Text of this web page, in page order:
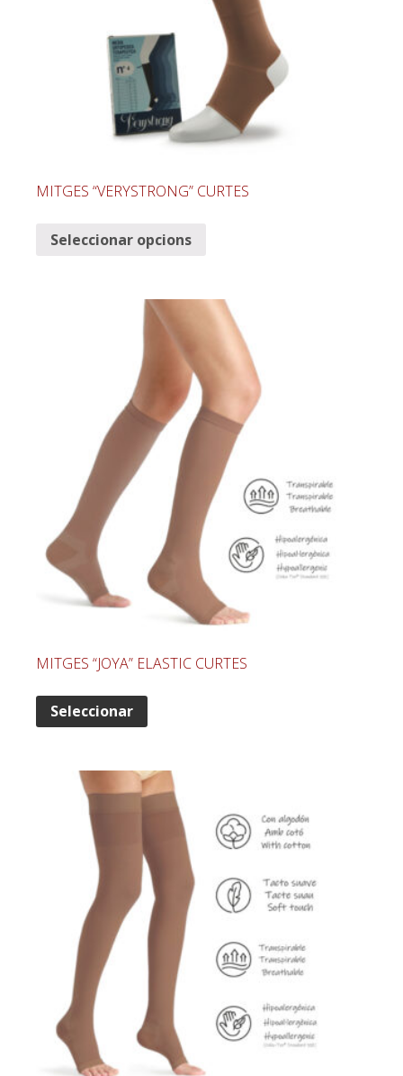
MITGES “VERYSTRONG” CURTES
Seleccionar opcions
MITGES “JOYA” ELASTIC CURTES
Seleccionar